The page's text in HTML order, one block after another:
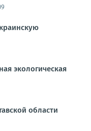
экологическая
области